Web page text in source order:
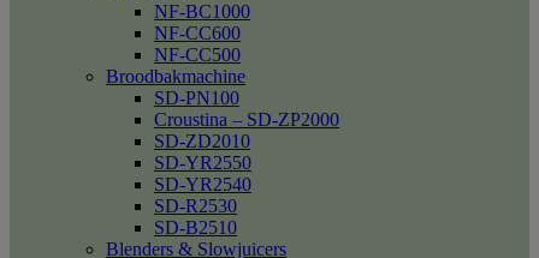
NF-BC1000
NF-CC600
NF-CC500
Broodbakmachine
SD-PN100
Croustina – SD-ZP2000
SD-ZD2010
SD-YR2550
SD-YR2540
SD-R2530
SD-B2510
Blenders & Slowjuicers